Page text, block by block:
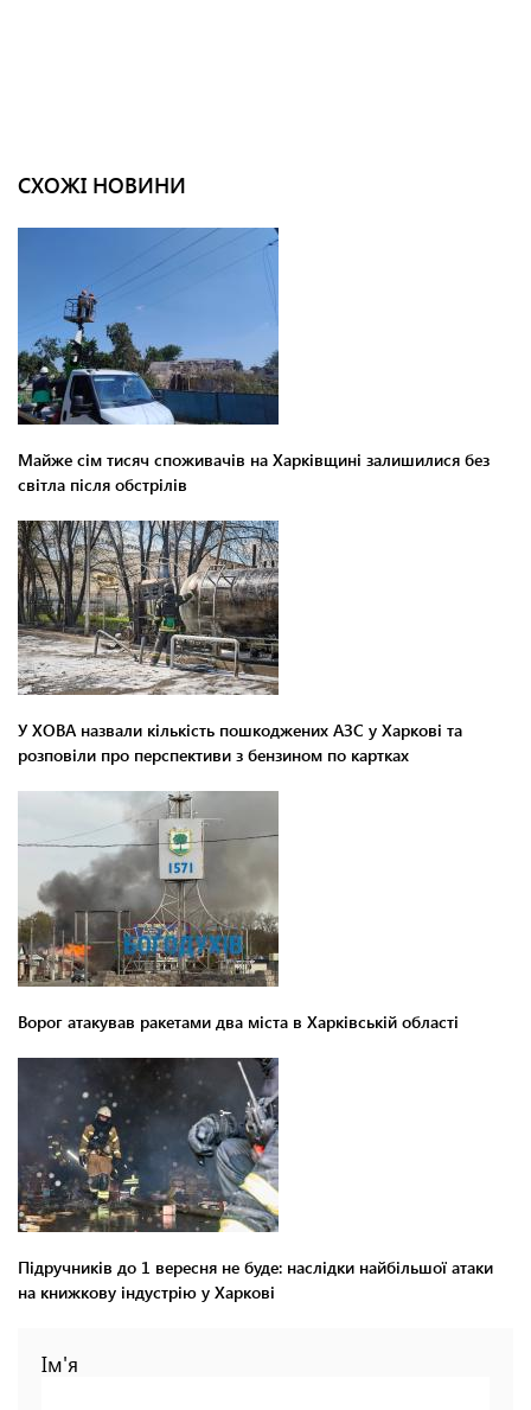
СХОЖІ НОВИНИ
Майже сім тисяч споживачів на Харківщині залишилися без
світла після обстрілів
У ХОВА назвали кількість пошкоджених АЗС у Харкові та
розповіли про перспективи з бензином по картках
Ворог атакував ракетами два міста в Харківській області
Підручників до 1 вересня не буде: наслідки найбільшої атаки
на книжкову індустрію у Харкові
Ім'я